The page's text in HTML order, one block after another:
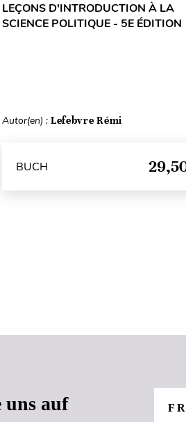
LEÇONS D'INTRODUCTION À LA
SCIENCE POLITIQUE - 5E ÉDITION
Autor(en) : Lefebvre Rémi
BUCH
uns auf